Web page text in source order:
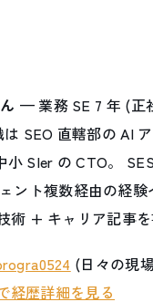
— 業務 SE 7 年 (正
SEO 直轄部の AI
小 SIer の CTO。
ント複数経由の経
術 + キャリア記事を
(日々の現
経歴詳細を見る